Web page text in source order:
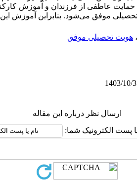
عاطفی از فرزندان و آموزش
موفق می‌­شود. بنابراین آموزش
، هویت تحصیلی موفق
ارسال نظر درباره این مقاله
پست الکترونیک شما: